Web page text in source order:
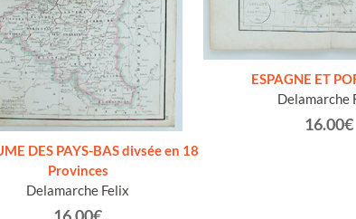
DES PAYS-BAS divsée en 18
Provinces
Delamarche Felix
ESPAGNE ET
Delamarche
16.00€